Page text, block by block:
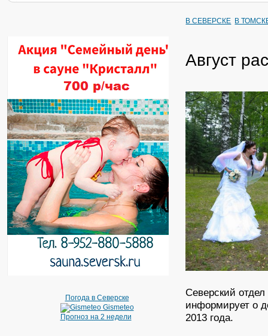
Погода в Северске
Gismeteo
Прогноз на 2 недели
В СЕВЕРСКЕ В
Август
Северский
информирует о
2013 года.